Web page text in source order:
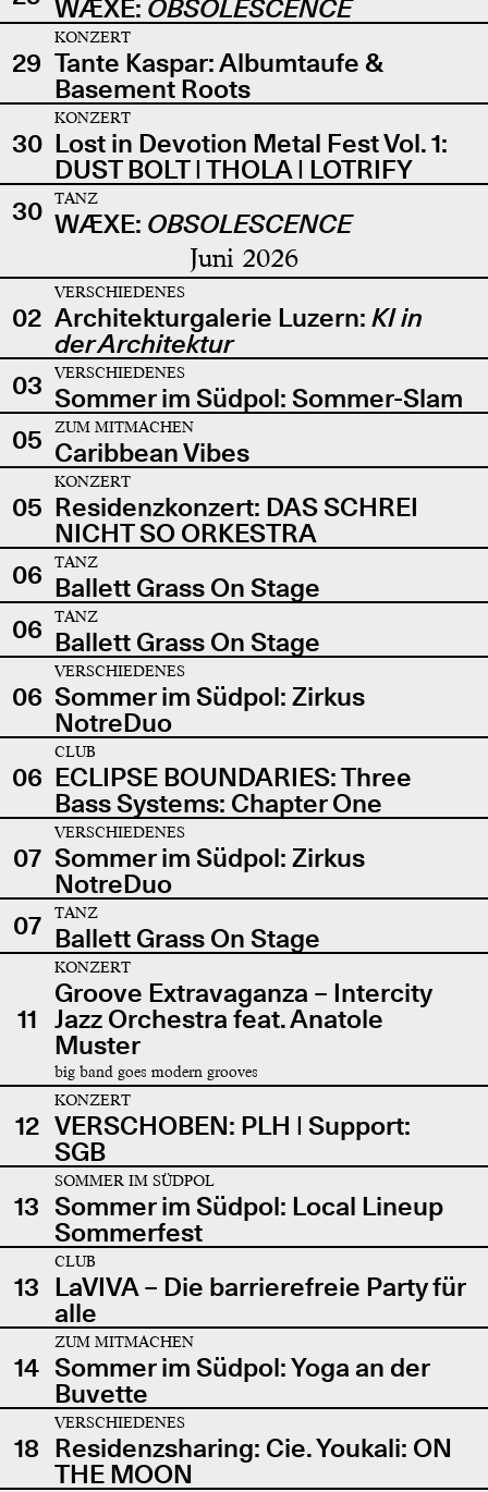
WÆXE: OBSOLESCENCE
29
KONZERT
Tante Kaspar: Albumtaufe &
Basement Roots
30
KONZERT
Lost in Devotion Metal Fest Vol. 1:
DUST BOLT | THOLA | LOTRIFY
30
TANZ
WÆXE: OBSOLESCENCE
Juni 2026
02
VERSCHIEDENES
Architekturgalerie Luzern: KI in
der Architektur
03
VERSCHIEDENES
Sommer im Südpol: Sommer-Slam
05
ZUM MITMACHEN
Caribbean Vibes
05
KONZERT
Residenzkonzert: DAS SCHREI
NICHT SO ORKESTRA
06
TANZ
Ballett Grass On Stage
06
TANZ
Ballett Grass On Stage
06
VERSCHIEDENES
Sommer im Südpol: Zirkus
NotreDuo
06
CLUB
ECLIPSE BOUNDARIES: Three
Bass Systems: Chapter One
07
VERSCHIEDENES
Sommer im Südpol: Zirkus
NotreDuo
07
TANZ
Ballett Grass On Stage
11
KONZERT
Groove Extravaganza – Intercity
Jazz Orchestra feat. Anatole
Muster
big band goes modern grooves
12
KONZERT
VERSCHOBEN: PLH | Support:
SGB
13
SOMMER IM SÜDPOL
Sommer im Südpol: Local Lineup
Sommerfest
13
CLUB
LaVIVA – Die barrierefreie Party für
alle
14
ZUM MITMACHEN
Sommer im Südpol: Yoga an der
Buvette
18
VERSCHIEDENES
Residenzsharing: Cie. Youkali: ON
THE MOON